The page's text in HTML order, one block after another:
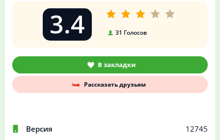
Версия
12745
3.4 31 Голосов
В закладки
Рассказать друзьям